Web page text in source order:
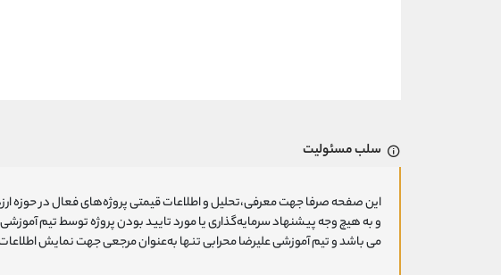
سلب مسئولیت
این صفحه صرفا جهت معرفی،تحلیل و اطلاعات قیمتی پروژه‌های فعال در حوزه
و به هیچ وجه پیشنهاد سرمایه‌گذاری یا مورد تایید بودن پروژه توسط تیم
می باشد و تیم آموزشی علیرضا محرابی تنها به‌عنوان مرجعی جهت نمایش